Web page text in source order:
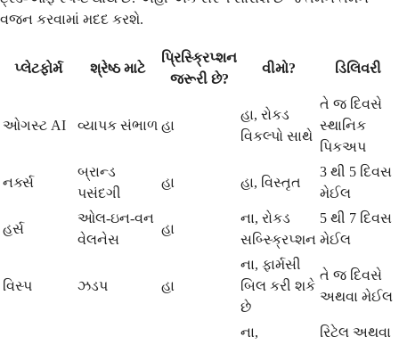
વજન કરવામાં મદદ કરશે.
પ્લેટફોર્મ શ્રેષ્ઠ માટે
પ્રિસ્ક્રિપ્શન
જરૂરી છે?
વીમો? ડિલિવરી
ઓગસ્ટ AI વ્યાપક સંભાળ હા
હા, રોકડ
વિકલ્પો સાથે
તે જ દિવસે
સ્થાનિક
પિકઅપ
નર્ક્સ
બ્રાન્ડ
પસંદગી
હા હા, વિસ્તૃત
3 થી 5 દિવસ
મેઈલ
હર્સ
ઓલ-ઇન-વન
વેલનેસ
હા
ના, રોકડ
સબ્સ્ક્રિપ્શન
5 થી 7 દિવસ
મેઈલ
વિસ્પ ઝડપ હા
ના, ફાર્મસી
બિલ કરી શકે
છે
તે જ દિવસે
અથવા મેઈલ
ના,
રિટેલ અથવા